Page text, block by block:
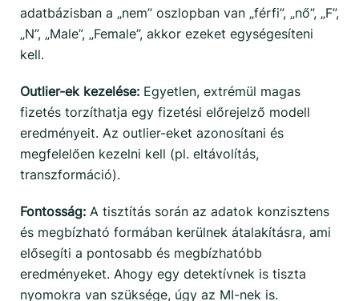
adatbázisban a „nem” oszlopban van „férfi”, „nő”, „F”,
„N”, „Male”, „Female”, akkor ezeket egységesíteni
kell.
Outlier-ek kezelése: Egyetlen, extrémül magas
fizetés torzíthatja egy fizetési előrejelző modell
eredményeit. Az outlier-eket azonosítani és
megfelelően kezelni kell (pl. eltávolítás,
transzformáció).
Fontosság: A tisztítás során az adatok konzisztens
és megbízható formában kerülnek átalakításra, ami
elősegíti a pontosabb és megbízhatóbb
eredményeket. Ahogy egy detektívnek is tiszta
nyomokra van szüksége, úgy az MI-nek is.